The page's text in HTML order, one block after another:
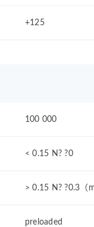
+125
100 000
< 0.15 N? ?0
> 0.15 N? ?0.3（
preloaded